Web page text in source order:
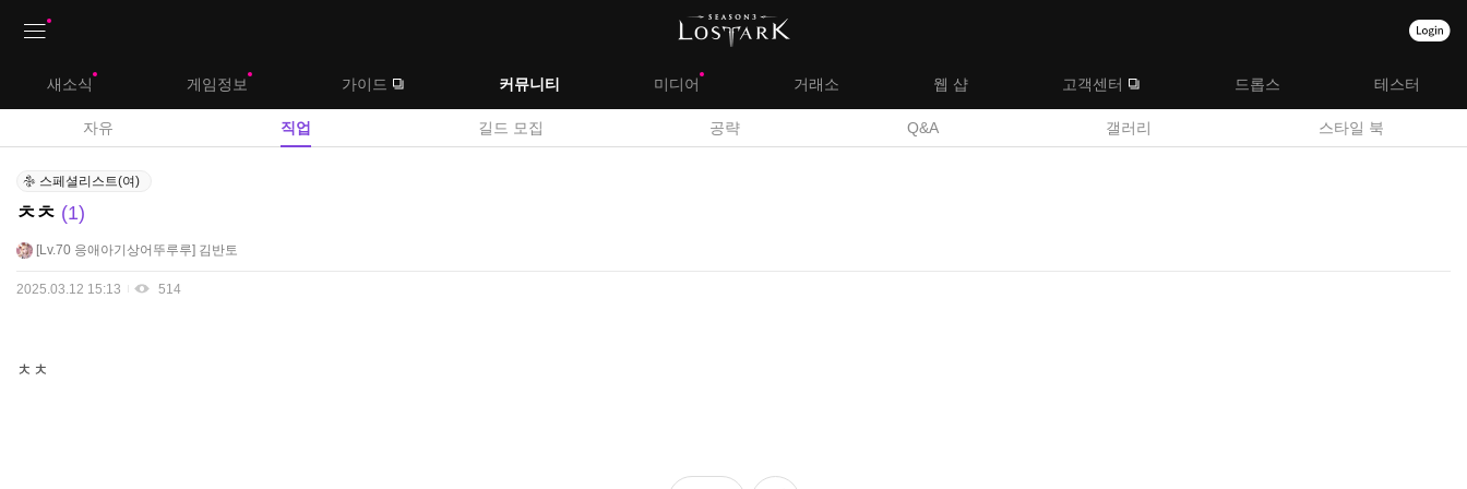
메
새소식 게임정보 가이드 커뮤니티 미디어 거래소 웹 샵 고객센터 드롭스 테스터
서
자유 직업 길드 모집 공략 Q&A 갤러리 스타일 북
직
업
시
스페셜리스트(여)
ㅊㅊ 1
Lv.70 응애아기상어뚜루루 김반토
2025.03.12 15:13 514
ㅊㅊ